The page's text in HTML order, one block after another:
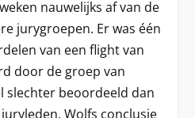
nauwelijks af van de
jurygroepen. Er was één
van een flight van
door de groep van
slechter beoordeeld dan
Wolfs conclusie